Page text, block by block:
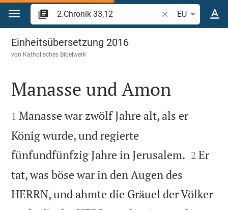
Zum Inhalt springen
Bibelstelle oder
EU
2.Chronik 33
Einheitsübersetzung 2016
von Katholisches Bibelwerk

Manasse und Amon

1 Manasse war zwölf Jahre alt, als er
König wurde, und regierte
fünfundfünfzig Jahre in Jerusalem. 

2 Er
tat, was böse war in den Augen des
HERRN, und ahmte die Gräuel der Völker